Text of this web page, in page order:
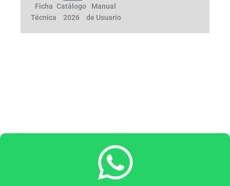
Ficha
Técnica
Catálogo
2026
Manual
de Usuario